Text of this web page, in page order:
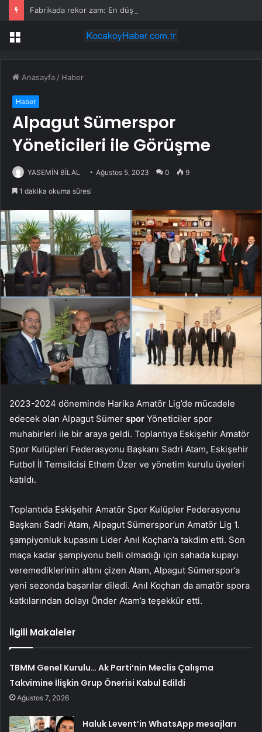
Menü
Anasayfa / Haber
Haber
Alpagut Sümerspor
Yöneticileri ile Görüşme
YASEMİN BİLAL Ağustos 5, 2023 0 9
1 dakika okuma süresi
2023-2024 döneminde Harika Amatör Lig’de mücadele
edecek olan Alpagut Sümer spor Yöneticiler spor
muhabirleri ile bir araya geldi. Toplantıya Eskişehir Amatör
Spor Kulüpleri Federasyonu Başkanı Sadri Atam, Eskişehir
Futbol İl Temsilcisi Ethem Üzer ve yönetim kurulu üyeleri
katıldı.
Toplantıda Eskişehir Amatör Spor Kulüpler Federasyonu
Başkanı Sadri Atam, Alpagut Sümerspor’un Amatör Lig 1.
şampiyonluk kupasını Lider Anıl Koçhan’a takdim etti. Son
maça kadar şampiyonu belli olmadığı için sahada kupayı
veremediklerinin altını çizen Atam, Alpagut Sümerspor’a
yeni sezonda başarılar diledi. Anıl Koçhan da amatör spora
katkılarından dolayı Önder Atam’a teşekkür etti.
İlgili Makaleler
TBMM Genel Kurulu… Ak Parti’nin Meclis Çalışma
Takvimine İlişkin Grup Önerisi Kabul Edildi
Ağustos 7, 2026
Haluk Levent’in WhatsApp mesajları